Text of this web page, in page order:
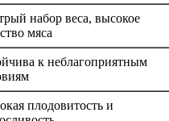
набор веса, высокое
мяса
к неблагоприятным
плодовитость и